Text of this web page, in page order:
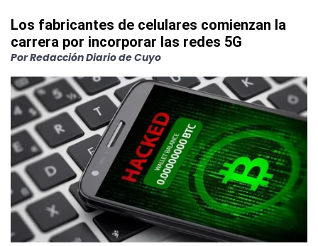
Los fabricantes de celulares comienzan la
carrera por incorporar las redes 5G
Por Redacción Diario de Cuyo